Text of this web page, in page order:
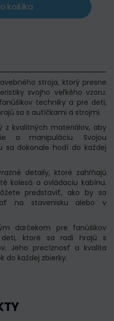
košíka
stroja, ktorý presne
svojho veľkého vzoru.
techniky a pre deti,
sa s autíčkami a strojmi.
z kvalitných materiálov, aby
a manipuláciu. Svojou
sa dokonale hodí do každej
detaily, ktoré zahŕňajú
kolesá a ovládaciu kabínu.
predstaviť, ako by sa
na stavenisku alebo v
darčekom pre fanúšikov
ktoré sa radi hrajú s
Jeho precíznosť a kvalita
do každej zbierky.